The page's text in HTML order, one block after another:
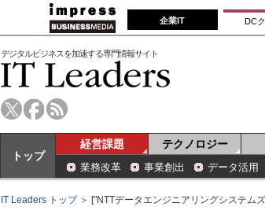
企業IT DC
デジタルビジネスを加速する専門情報サイト
トップ
経営課題 テクノロジー
業務改革 事業創出 データ活用
IT Leaders トップ＞ ["NTTデータエンジニアリングシステム